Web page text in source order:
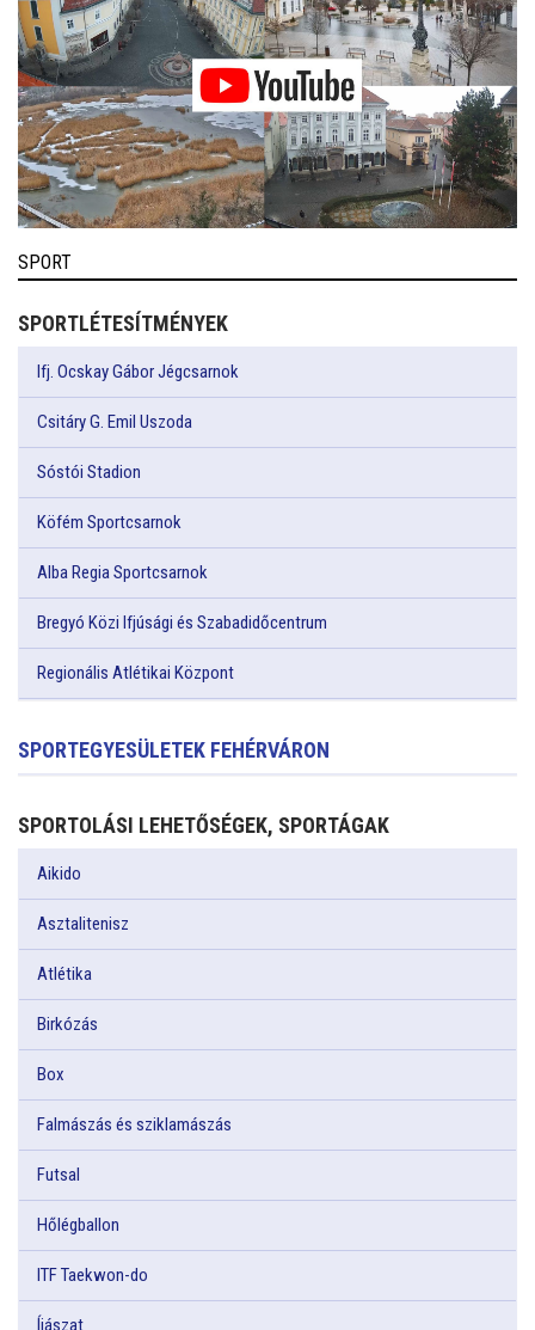
SPORT
SPORTLÉTESÍTMÉNYEK
Ifj. Ocskay Gábor Jégcsarnok
Csitáry G. Emil Uszoda
Sóstói Stadion
Köfém Sportcsarnok
Alba Regia Sportcsarnok
Bregyó Közi Ifjúsági és Szabadidőcentrum
Regionális Atlétikai Központ
SPORTEGYESÜLETEK FEHÉRVÁRON
SPORTOLÁSI LEHETŐSÉGEK, SPORTÁGAK
Aikido
Asztalitenisz
Atlétika
Birkózás
Box
Falmászás és sziklamászás
Futsal
Hőlégballon
ITF Taekwon-do
Íjászat